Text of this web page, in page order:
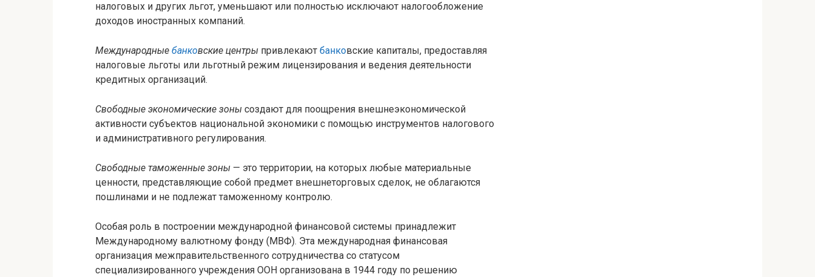
налоговых и других льгот, уменьшают или полностью исключают налогообложение
доходов иностранных компаний.
Международные банковские центры привлекают банковские капиталы, предоставляя
налоговые льготы или льготный режим лицензирования и ведения деятельности
кредитных организаций.
Свободные экономические зоны создают для поощрения внешнеэкономической
активности субъектов национальной экономики с помощью инструментов налогового
и административного регулирования.
Свободные таможенные зоны — это территории, на которых любые материальные
ценности, представляющие собой предмет внешнеторговых сделок, не облагаются
пошлинами и не подлежат таможенному контролю.
Особая роль в построении международной финансовой системы принадлежит
Международному валютному фонду (МВФ). Эта международная финансовая
организация межправительственного сотрудничества со статусом
специализированного учреждения ООН организована в 1944 году по решению